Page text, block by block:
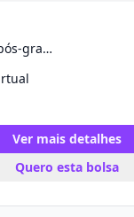
Especialização (pós-graduação)
Ver mais detalhes
Quero esta bolsa